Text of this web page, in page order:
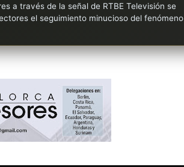
a través de la señal de RTBE Televisión se
el seguimiento minucioso del fenómeno